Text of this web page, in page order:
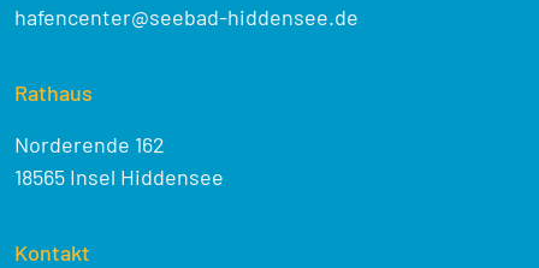
hafencenter@seebad-hiddensee.de
Rathaus
Norderende 162
18565 Insel Hiddensee
Kontakt